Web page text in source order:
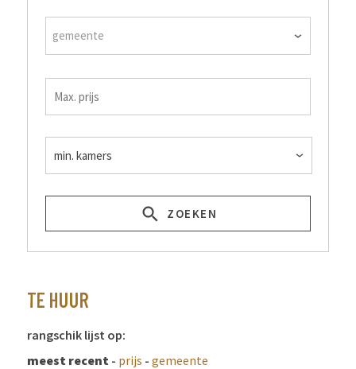
gemeente
ZOEKEN
TE HUUR
rangschik lijst op:
meest recent- prijs - gemeente